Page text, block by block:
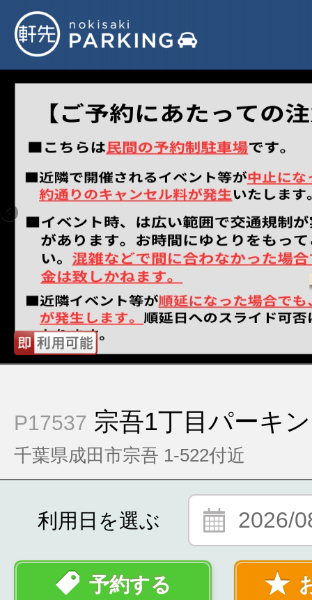
P17537 宗吾1丁目パーキ
千葉県成田市宗吾 1-522付近
利用日を選ぶ 2026/
予約する